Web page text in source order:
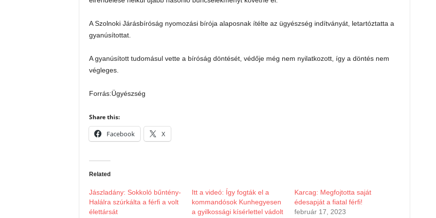
A Szolnoki Járásbíróság nyomozási bírója alaposnak ítélte az ügyészség indítványát, letartóztatta a
gyanúsítottat.
A gyanúsított tudomásul vette a bíróság döntését, védője még nem nyilatkozott, így a döntés nem
végleges.
Forrás:Ügyészség
Share this:
Facebook X
Related
Jászladány: Sokkoló bűntény-
Halálra szúrkálta a férfi a volt
élettársát
Itt a videó: Így fogták el a
kommandósok Kunhegyesen
a gyilkossági kísérlettel vádolt
Karcag: Megfojtotta saját
édesapját a fiatal férfi!
február 17, 2023